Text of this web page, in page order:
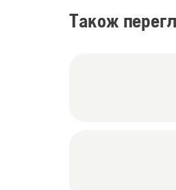
Також